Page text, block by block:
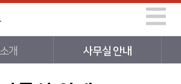
개 사무실 안내